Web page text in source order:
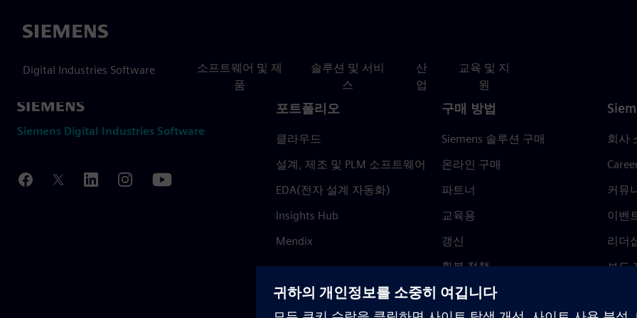
Siemens
Digital Industries Software
소프트웨어 및 제
품
솔루션 및 서비
스
산
업
교육 및 지
원
Siemens Digital Industries Software
포트폴리오
클라우드
설계, 제조 및 PLM 소프트웨어
EDA(전자 설계 자동화)
Insights Hub
Mendix
구매 방법
Siemens 솔루션 구매
온라인 구매
파트너
교육용
갱신
환불 정책
회사
커뮤
이벤
리더
보도